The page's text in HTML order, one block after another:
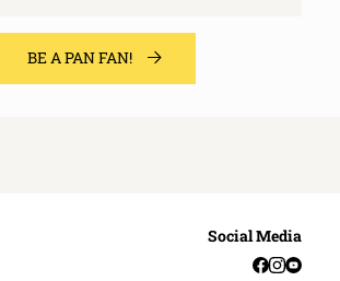
BE A PAN FAN!
Social Media
Facebook